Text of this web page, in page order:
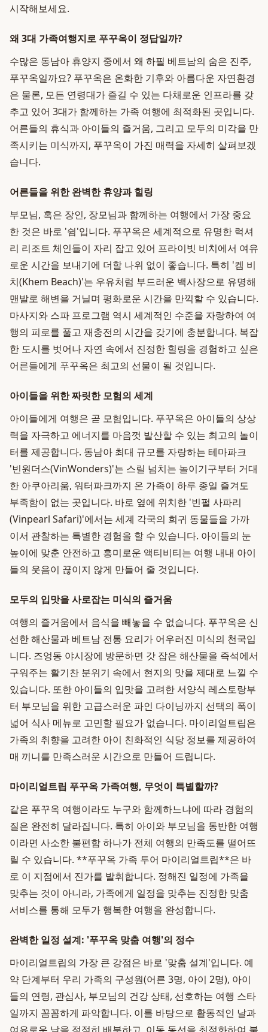
시작해보세요.
왜 3대 가족여행지로 푸꾸옥이 정답일까?
수많은 동남아 휴양지 중에서 왜 하필 베트남의 숨은 진주,
푸꾸옥일까요? 푸꾸옥은 온화한 기후와 아름다운 자연환경
은 물론, 모든 연령대가 즐길 수 있는 다채로운 인프라를 갖
추고 있어 3대가 함께하는 가족 여행에 최적화된 곳입니다.
어른들의 휴식과 아이들의 즐거움, 그리고 모두의 미각을 만
족시키는 미식까지, 푸꾸옥이 가진 매력을 자세히 살펴보겠
습니다.
어른들을 위한 완벽한 휴양과 힐링
부모님, 혹은 장인, 장모님과 함께하는 여행에서 가장 중요
한 것은 바로 '쉼'입니다. 푸꾸옥은 세계적으로 유명한 럭셔
리 리조트 체인들이 자리 잡고 있어 프라이빗 비치에서 여유
로운 시간을 보내기에 더할 나위 없이 좋습니다. 특히 '켐 비
치(Khem Beach)'는 우유처럼 부드러운 백사장으로 유명해
맨발로 해변을 거닐며 평화로운 시간을 만끽할 수 있습니다.
마사지와 스파 프로그램 역시 세계적인 수준을 자랑하여 여
행의 피로를 풀고 재충전의 시간을 갖기에 충분합니다. 복잡
한 도시를 벗어나 자연 속에서 진정한 힐링을 경험하고 싶은
어른들에게 푸꾸옥은 최고의 선물이 될 것입니다.
아이들을 위한 짜릿한 모험의 세계
아이들에게 여행은 곧 모험입니다. 푸꾸옥은 아이들의 상상
력을 자극하고 에너지를 마음껏 발산할 수 있는 최고의 놀이
터를 제공합니다. 동남아 최대 규모를 자랑하는 테마파크
'빈원더스(VinWonders)'는 스릴 넘치는 놀이기구부터 거대
한 아쿠아리움, 워터파크까지 온 가족이 하루 종일 즐겨도
부족함이 없는 곳입니다. 바로 옆에 위치한 '빈펄 사파리
(Vinpearl Safari)'에서는 세계 각국의 희귀 동물들을 가까
이서 관찰하는 특별한 경험을 할 수 있습니다. 아이들의 눈
높이에 맞춘 안전하고 흥미로운 액티비티는 여행 내내 아이
들의 웃음이 끊이지 않게 만들어 줄 것입니다.
모두의 입맛을 사로잡는 미식의 즐거움
여행의 즐거움에서 음식을 빼놓을 수 없습니다. 푸꾸옥은 신
선한 해산물과 베트남 전통 요리가 어우러진 미식의 천국입
니다. 즈엉동 야시장에 방문하면 갓 잡은 해산물을 즉석에서
구워주는 활기찬 분위기 속에서 현지의 맛을 제대로 느낄 수
있습니다. 또한 아이들의 입맛을 고려한 서양식 레스토랑부
터 부모님을 위한 고급스러운 파인 다이닝까지 선택의 폭이
넓어 식사 메뉴로 고민할 필요가 없습니다. 마이리얼트립은
가족의 취향을 고려한 아이 친화적인 식당 정보를 제공하여
매 끼니를 만족스러운 시간으로 만들어 드립니다.
마이리얼트립 푸꾸옥 가족여행, 무엇이 특별할까?
같은 푸꾸옥 여행이라도 누구와 함께하느냐에 따라 경험의
질은 완전히 달라집니다. 특히 아이와 부모님을 동반한 여행
이라면 사소한 불편함 하나가 전체 여행의 만족도를 떨어뜨
릴 수 있습니다. **푸꾸옥 가족 투어 마이리얼트립**은 바
로 이 지점에서 진가를 발휘합니다. 정해진 일정에 가족을
맞추는 것이 아니라, 가족에게 일정을 맞추는 진정한 맞춤
서비스를 통해 모두가 행복한 여행을 완성합니다.
완벽한 일정 설계: '푸꾸옥 맞춤 여행'의 정수
마이리얼트립의 가장 큰 강점은 바로 '맞춤 설계'입니다. 예
약 단계부터 우리 가족의 구성원(어른 3명, 아이 2명), 아이
들의 연령, 관심사, 부모님의 건강 상태, 선호하는 여행 스타
일까지 꼼꼼하게 파악합니다. 이를 바탕으로 활동적인 날과